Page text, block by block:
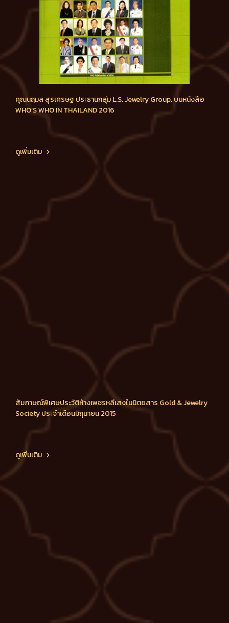
คุณนฤมล สุรเศรษฐ ประธานกลุ่ม L.S. Jewelry Group. บนหนังสือ
WHO’S WHO IN THAILAND 2016
ดูเพิ่มเติม
สัมภาษณ์พิเศษประวัติห้างเพชรหลีเสงในนิตยสาร Gold & Jewelry
Society ประจำเดือนมิถุนายน 2015
ดูเพิ่มเติม